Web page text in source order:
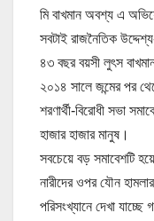
মি বাখমান অবশ্য এ
সবটাই রাজনৈতিক
৪৩ বছর বয়সী লুৎস
২০১৪ সালে জন্মের পর
শরণার্থী-বিরোধী সভা
হাজার হাজার মানুষ।
সবচেয়ে বড় সমাবেশটি
নারীদের ওপর যৌন
পরিসংখ্যানে দেখা যাচ্ছে